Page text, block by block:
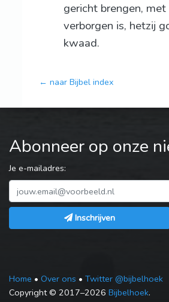
gericht brengen,
verborgen is, hetzij
kwaad.
← naar Bijbel index
Abonneer op onze
Je e-mailadres:
Inschrijven
Home • Over ons • Twitter @bijbelhoek
Copyright © 2017–2026 Bijbelhoek.